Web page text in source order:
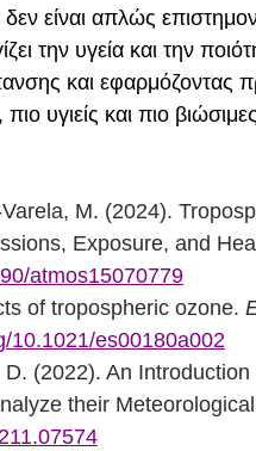
είναι απλώς
την υγεία και την
και εφαρμόζοντας
υγιείς και πιο
M. (2024).
Exposure, and
atmos15070779
of tropospheric ozone.
10.1021/es00180a002
(2022). An
their